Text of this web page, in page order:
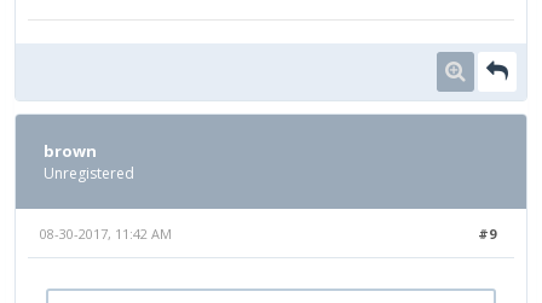
brown
Unregistered
#9
08-30-2017, 11:42 AM